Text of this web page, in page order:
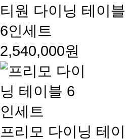
티원 다이닝 테이블
6인세트
2,540,000원
프리모 다이닝 테이